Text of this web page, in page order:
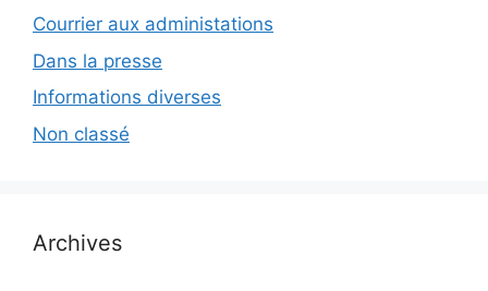
Courrier aux administations
Dans la presse
Informations diverses
Non classé
Archives